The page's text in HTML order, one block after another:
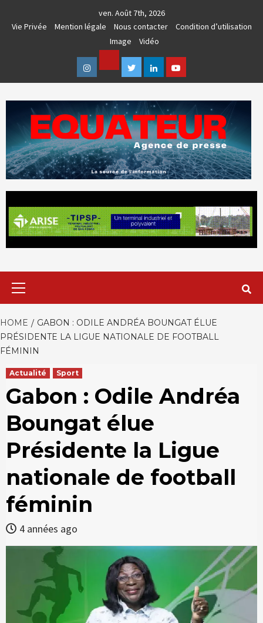
ven. Août 7th, 2026
Vie Privée
Mention légale Nous contacter
Condition d’utilisation
Image
Vidéo
Instagram
Facebook
TwitterLinkedinYoutube
EQUATEUR
HOME
GABON : ODILE ANDRÉA BOUNGAT ÉLUE
PRÉSIDENTE LA LIGUE NATIONALE DE FOOTBALL
FÉMININ
Actualité Sport
Gabon : Odile Andréa
Boungat élue
Présidente la Ligue
nationale de football
féminin
4 années ago